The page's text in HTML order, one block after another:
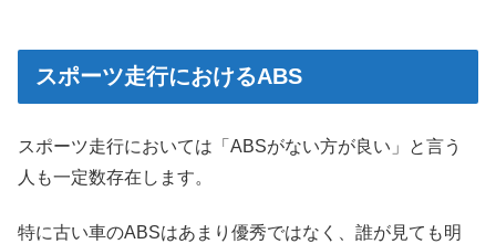
スポーツ走行におけるABS
スポーツ走行においては「ABSがない方が良い」と言う
人も一定数存在します。
特に古い車のABSはあまり優秀ではなく、誰が見ても明